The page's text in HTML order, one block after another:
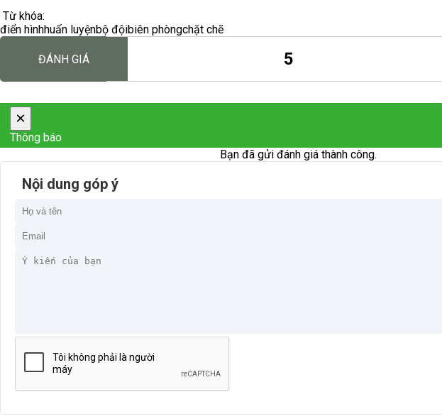
Từ khóa:
điển hìnhhuấn luyệnbộ độibiên phòngchặt chẽ
ĐÁNH GIÁ 5
×
Thông báo
Bạn đã gửi đánh giá thành công.
Nội dung góp ý